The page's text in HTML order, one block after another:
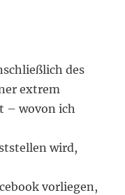
des
extrem
– wovon ich
wird,
vorliegen,